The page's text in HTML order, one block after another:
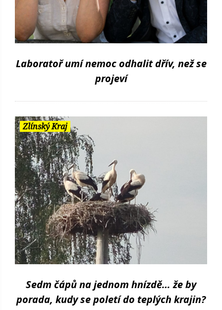
Laboratoř umí nemoc odhalit dřív, než se
projeví
Zlínský Kraj
Sedm čápů na jednom hnízdě… že by
porada, kudy se poletí do teplých krajin?